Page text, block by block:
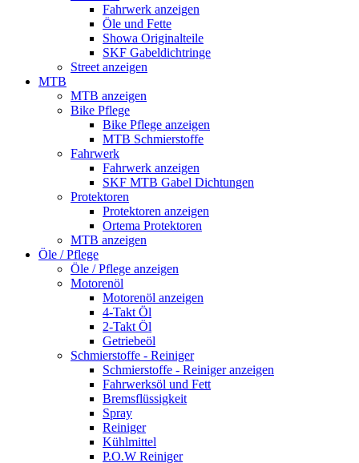
Fahrwerk anzeigen
Öle und Fette
Showa Originalteile
SKF Gabeldichtringe
Street anzeigen
MTB
MTB anzeigen
Bike Pflege
Bike Pflege anzeigen
MTB Schmierstoffe
Fahrwerk
Fahrwerk anzeigen
SKF MTB Gabel Dichtungen
Protektoren
Protektoren anzeigen
Ortema Protektoren
MTB anzeigen
Öle / Pflege
Öle / Pflege anzeigen
Motorenöl
Motorenöl anzeigen
4-Takt Öl
2-Takt Öl
Getriebeöl
Schmierstoffe - Reiniger
Schmierstoffe - Reiniger anzeigen
Fahrwerksöl und Fett
Bremsflüssigkeit
Spray
Reiniger
Kühlmittel
P.O.W Reiniger